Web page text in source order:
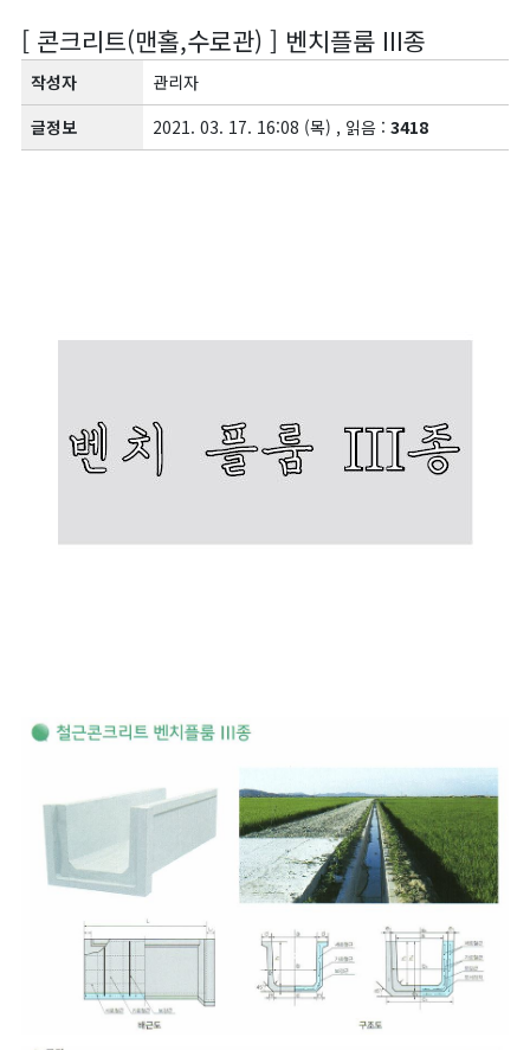
[ 콘크리트(맨홀,수로관) ] 벤치플룸 III종
작성자
관리자
글정보
2021. 03. 17. 16:08 (목) , 읽음 : 3418